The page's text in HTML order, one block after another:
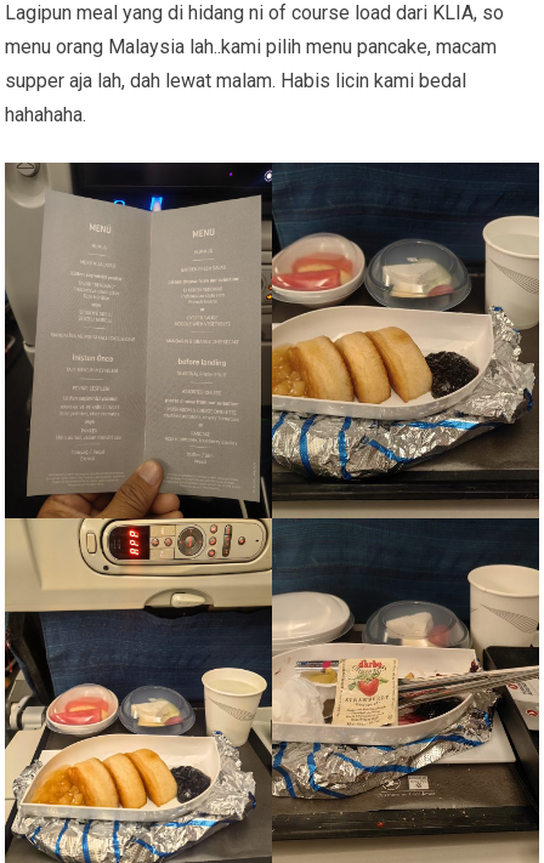
Lagipun meal yang di hidang ni of course load dari KLIA, so
menu orang Malaysia lah..kami pilih menu pancake, macam
supper aja lah, dah lewat malam. Habis licin kami bedal
hahahaha.